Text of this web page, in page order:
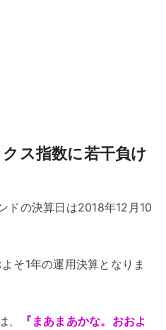
ス指数に若干負け
ドの決算日は2018年12月10
そ1年の運用決算となりま
『まあまあかな。おおよ